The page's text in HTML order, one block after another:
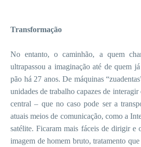
Transformação
No entanto, o caminhão, a quem
ultrapassou a imaginação até de quem
pão há 27 anos. De máquinas
unidades de trabalho capazes de
central – que no caso pode ser a
atuais meios de comunicação, como a
satélite. Ficaram mais fáceis de dirigir e
imagem de homem bruto, tratamento